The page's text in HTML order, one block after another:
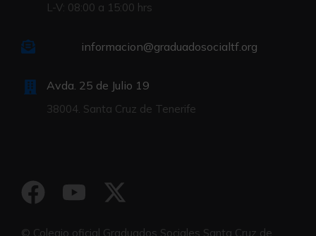
L-V: 08:00 a 15:00 hrs
informacion@graduadosocialtf.org
Avda. 25 de Julio 19
38004. Santa Cruz de Tenerife
© Colegio oficial Graduados Sociales Santa Cruz de